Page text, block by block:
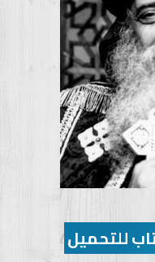
للتحميل